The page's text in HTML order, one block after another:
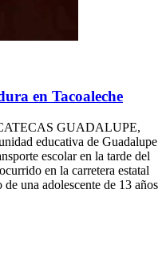
en Tacoaleche
GUADALUPE,
educativa de Guadalupe
escolar en la tarde del
en la carretera estatal
una adolescente de 13 años